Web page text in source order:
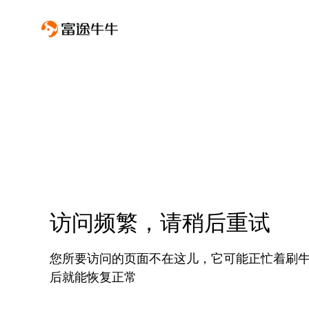
访问频繁，请稍后重试
您所要访问的页面不在这儿，它可能正忙着刷
后就能恢复正常